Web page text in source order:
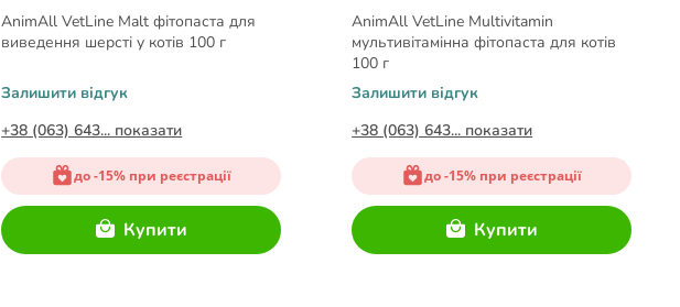
AnimAll VetLine Malt фітопаста для
виведення шерсті у котів 100 г
Залишити відгук
+38 (063) 643... показати
до -15% при реєстрації
Купити
AnimAll VetLine Multivitamin
мультивітамінна фітопаста для котів
100 г
Залишити відгук
+38 (063) 643... показати
до -15% при реєстрації
Купити